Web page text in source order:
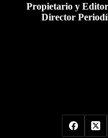
Propietario y
Director